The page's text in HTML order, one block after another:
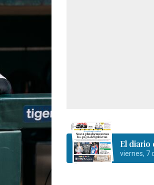
El diario
viernes, 7